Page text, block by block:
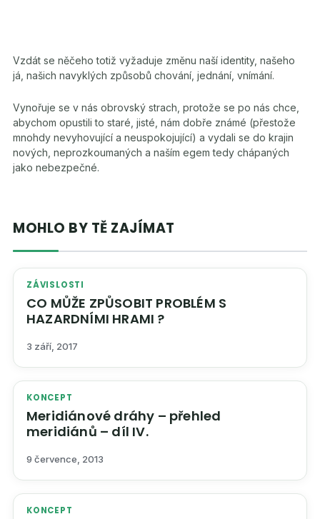
Vzdát se něčeho totiž vyžaduje změnu naší identity, našeho
já, našich navyklých způsobů chování, jednání, vnímání.
Vynořuje se v nás obrovský strach, protože se po nás chce,
abychom opustili to staré, jisté, nám dobře známé (přestože
mnohdy nevyhovující a neuspokojující) a vydali se do krajin
nových, neprozkoumaných a naším egem tedy chápaných
jako nebezpečné.
MOHLO BY TĚ ZAJÍMAT
ZÁVISLOSTI
CO MŮŽE ZPŮSOBIT PROBLÉM S
HAZARDNÍMI HRAMI ?
3 září, 2017
KONCEPT
Meridiánové dráhy – přehled
meridiánů – díl IV.
9 července, 2013
KONCEPT